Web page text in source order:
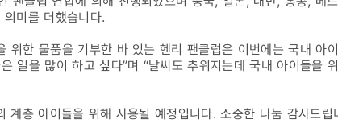
미를 더했습니다.
위한 물품을 기부한 바 있는 헨리 팬클럽은 이번에는 국내 아
일을 많이 하고 싶다”며 “날씨도 추워지는데 국내 아이들을
계층 아이들을 위해 사용될 예정입니다. 소중한 나눔 감사드립